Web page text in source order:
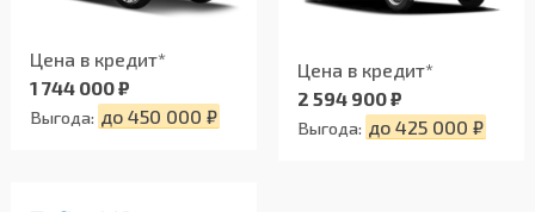
Цена в кредит*
1 744 000 ₽
Выгода: до 450 000 ₽
Цена в кредит*
2 594 900 ₽
Выгода: до 425 000 ₽